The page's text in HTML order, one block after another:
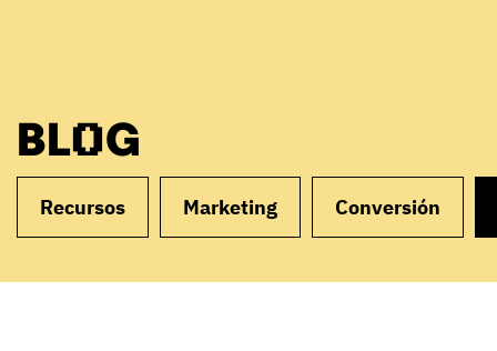
BLOG
Recursos Marketing Conversión